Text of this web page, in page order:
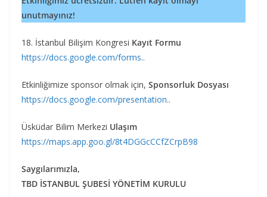
unutmayınız!
18. İstanbul Bilişim Kongresi Kayıt Formu
https://docs.google.com/forms..
Etkinliğimize sponsor olmak için, Sponsorluk Dosyası
https://docs.google.com/presentation..
Üsküdar Bilim Merkezi Ulaşım
https://maps.app.goo.gl/8t4DGGcCCfZCrpB98
Saygılarımızla,
TBD İSTANBUL ŞUBESİ YÖNETİM KURULU